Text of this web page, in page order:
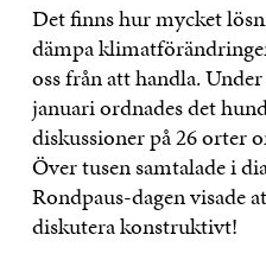
Det finns hur mycket
dämpa
oss från att handla.
januari ordnades det
diskussioner på 26 orter
Över tusen samtalade i
Rondpaus-dagen visade
diskutera konstruktivt!